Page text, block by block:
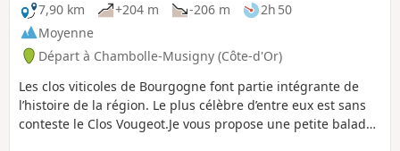
7,90 km
+204 m -206 m
2h 50
Moyenne
Départ à Chambolle-Musigny (Côte-d'Or)
Les clos viticoles de Bourgogne font partie intégrante de
l’histoire de la région. Le plus célèbre d’entre eux est sans
conteste le Clos Vougeot.Je vous propose une petite balade